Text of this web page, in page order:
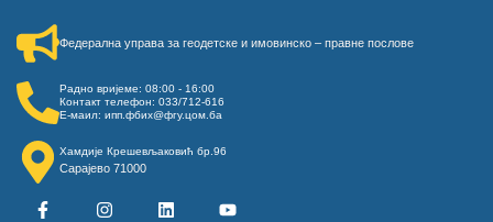
Федерална управа за геодетске и имовинско – правне послове​
Радно вријеме: 08:00 - 16:00
Контакт телефон: 033/712-616
Е-маил: ипп.фбих@фгу.цом.ба
Хамдије Крешевљаковић бр.96
Сарајево 71000